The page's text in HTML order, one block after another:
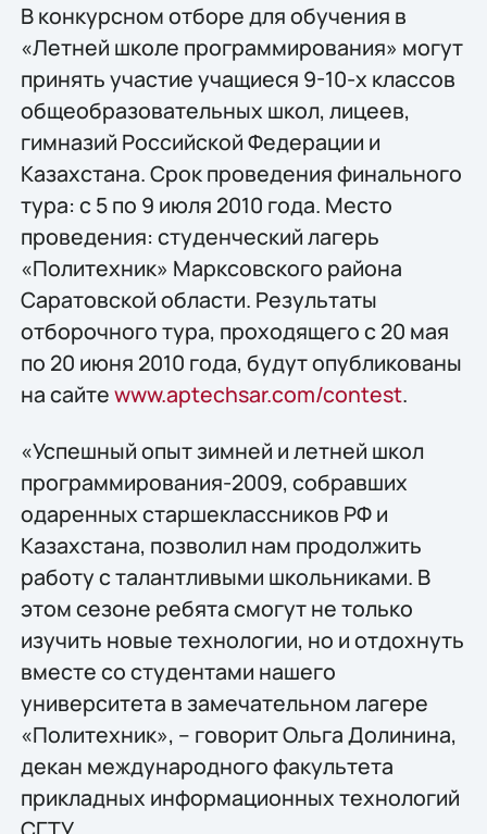
В конкурсном отборе для обучения в
«Летней школе программирования» могут
принять участие учащиеся 9-10-х классов
общеобразовательных школ, лицеев,
гимназий Российской Федерации и
Казахстана. Срок проведения финального
тура: с 5 по 9 июля 2010 года. Место
проведения: студенческий лагерь
«Политехник» Марксовского района
Саратовской области. Результаты
отборочного тура, проходящего с 20 мая
по 20 июня 2010 года, будут опубликованы
на сайтеwww.aptechsar.com/contest.
«Успешный опыт зимней и летней школ
программирования-2009, собравших
одаренных старшеклассников РФ и
Казахстана, позволил нам продолжить
работу с талантливыми школьниками. В
этом сезоне ребята смогут не только
изучить новые технологии, но и отдохнуть
вместе со студентами нашего
университета в замечательном лагере
«Политехник», – говорит Ольга Долинина,
декан международного факультета
прикладных информационных технологий